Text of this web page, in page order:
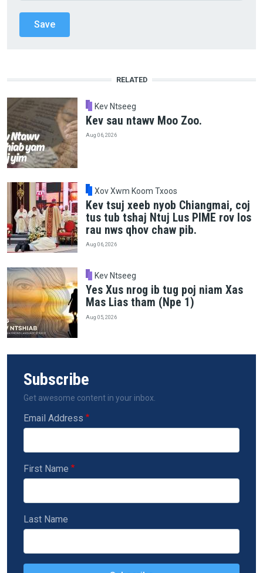
RELATED
Kev Ntseeg
Kev sau ntawv Moo Zoo.
Aug 06, 2026
Xov Xwm Koom Txoos
Kev tsuj xeeb nyob Chiangmai, coj
tus tub tshaj Ntuj Lus PIME rov los
rau nws qhov chaw pib.
Aug 06, 2026
Kev Ntseeg
Yes Xus nrog ib tug poj niam Xas
Mas Lias tham (Npe 1)
Aug 05, 2026
Subscribe
Get awesome content in your inbox.
Email Address
First Name
Last Name